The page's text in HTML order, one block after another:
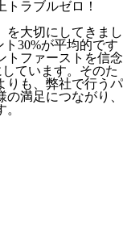
を大切にしてきまし
ト30%が平均的です
トファーストを信念
ています。そのた
りも、弊社で行うパ
満足につながり、